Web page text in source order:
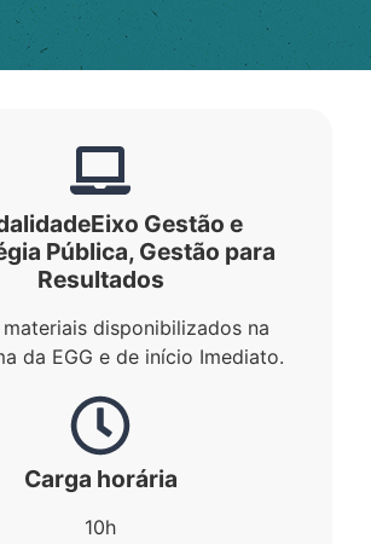
Eixo Gestão e
Pública, Gestão para
Resultados
disponibilizados na
da EGG e de início Imediato.
Carga horária
10h